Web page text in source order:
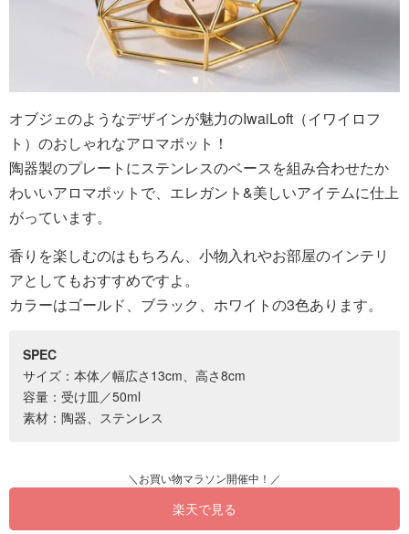
オブジェのようなデザインが魅力のIwaiLoft（イワイロフ
ト）のおしゃれなアロマポット！
陶器製のプレートにステンレスのベースを組み合わせたか
わいいアロマポットで、エレガント&美しいアイテムに仕上
がっています。
香りを楽しむのはもちろん、小物入れやお部屋のインテリ
アとしてもおすすめですよ。
カラーはゴールド、ブラック、ホワイトの3色あります。
SPEC
サイズ：本体／幅広さ13cm、高さ8cm
容量：受け皿／50ml
素材：陶器、ステンレス
楽天で見る